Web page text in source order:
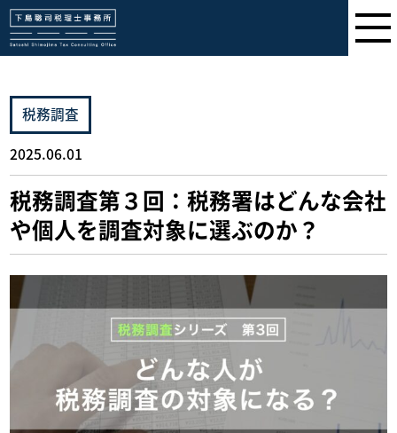
税務調査
2025.06.01
税務調査第３回：税務署はどんな会社
や個人を調査対象に選ぶのか？